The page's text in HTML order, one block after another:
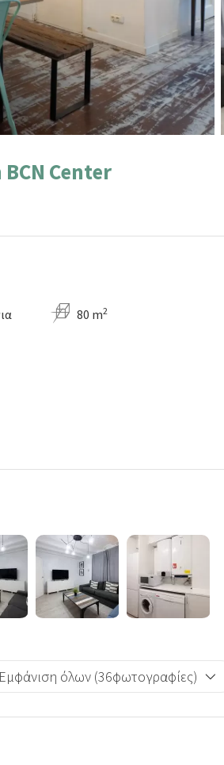
Center
80 m2
Εμφάνιση όλων (36φωτογραφίες)